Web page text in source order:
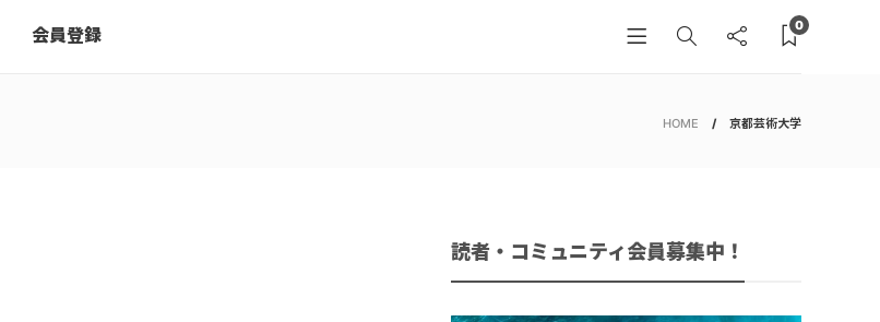
会員登録 0
HOME 京都芸術大学
読者・コミュニティ会員募集中！